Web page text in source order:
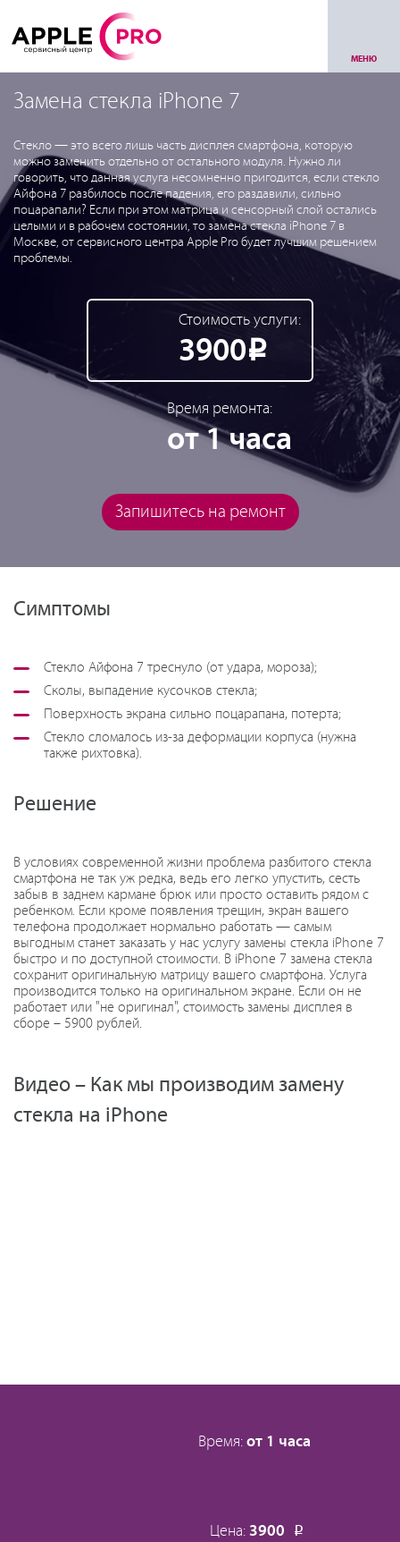
МЕНЮ
Замена стекла iPhone 7
Стекло — это всего лишь часть дисплея смартфона, которую
можно заменить отдельно от остального модуля. Нужно ли
говорить, что данная услуга несомненно пригодится, если стекло
Айфона 7 разбилось после падения, его раздавили, сильно
поцарапали? Если при этом матрица и сенсорный слой остались
целыми и в рабочем состоянии, то замена стекла iPhone 7 в
Москве, от сервисного центра Apple Pro будет лучшим решением
проблемы.
Стоимость услуги:
3900Р
Время ремонта:
от 1 часа
Запишитесь на ремонт
Симптомы
Стекло Айфона 7 треснуло (от удара, мороза);
Сколы, выпадение кусочков стекла;
Поверхность экрана сильно поцарапана, потерта;
Стекло сломалось из-за деформации корпуса (нужна
также рихтовка).
Решение
В условиях современной жизни проблема разбитого стекла
смартфона не так уж редка, ведь его легко упустить, сесть
забыв в заднем кармане брюк или просто оставить рядом с
ребенком. Если кроме появления трещин, экран вашего
телефона продолжает нормально работать — самым
выгодным станет заказать у нас услугу замены стекла iPhone 7
быстро и по доступной стоимости. В iPhone 7 замена стекла
сохранит оригинальную матрицу вашего смартфона. Услуга
производится только на оригинальном экране. Если он не
работает или "не оригинал", стоимость замены дисплея в
сборе – 5900 рублей.
Видео – Как мы производим замену
стекла на iPhone
Время: от 1 часа
Цена: 3900 Р